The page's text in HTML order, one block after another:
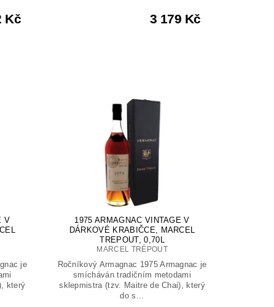
Kč 3 179 Kč
V
je
který
1975 ARMAGNAC VINTAGE V
DÁRKOVÉ KRABIČCE, MARCEL
TREPOUT, 0,70L
MARCEL TRÉPOUT
Ročníkový Armagnac 1975 Armagnac je
smícháván tradičním metodami
sklepmistra (tzv. Maitre de Chai), který
do s...